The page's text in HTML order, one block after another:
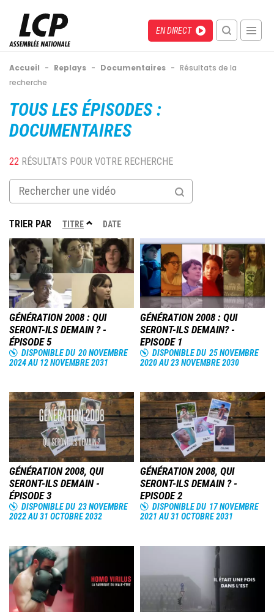
contenu
principal
Menu
recherche
mobile
Direct
EN DIRECT
Fil
d'Ariane
Accueil - Replays - Documentaires - Résultats de la
recherche
Back
top
DOCUMENTAIRES
22 RÉSULTATS POUR VOTRE RECHERCHE
TRIER PAR TITRE TRIER
ORDRE
DÉCROISSANT
DATE
Image
GÉNÉRATION 2008 : QUI
SERONT-ILS DEMAIN ? -
ÉPISODE 5
DISPONIBLE DU 20 NOVEMBRE
2024AU 12 NOVEMBRE 2031
Image
GÉNÉRATION 2008 : QUI
SERONT-ILS DEMAIN? -
EPISODE 1
DISPONIBLE DU 25 NOVEMBRE
2020AU23 NOVEMBRE 2030
Image
GÉNÉRATION 2008, QUI
SERONT-ILS DEMAIN -
ÉPISODE 3
DISPONIBLE DU 23 NOVEMBRE
2022AU31 OCTOBRE 2032
Image
GÉNÉRATION 2008, QUI
SERONT-ILS DEMAIN ? -
EPISODE 2
DISPONIBLE DU 17 NOVEMBRE
2021 AU31 OCTOBRE 2031
Image